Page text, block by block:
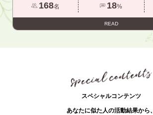
168名 18%
READ
スペシャルコンテンツ
あなたに似た人の活動結果から、